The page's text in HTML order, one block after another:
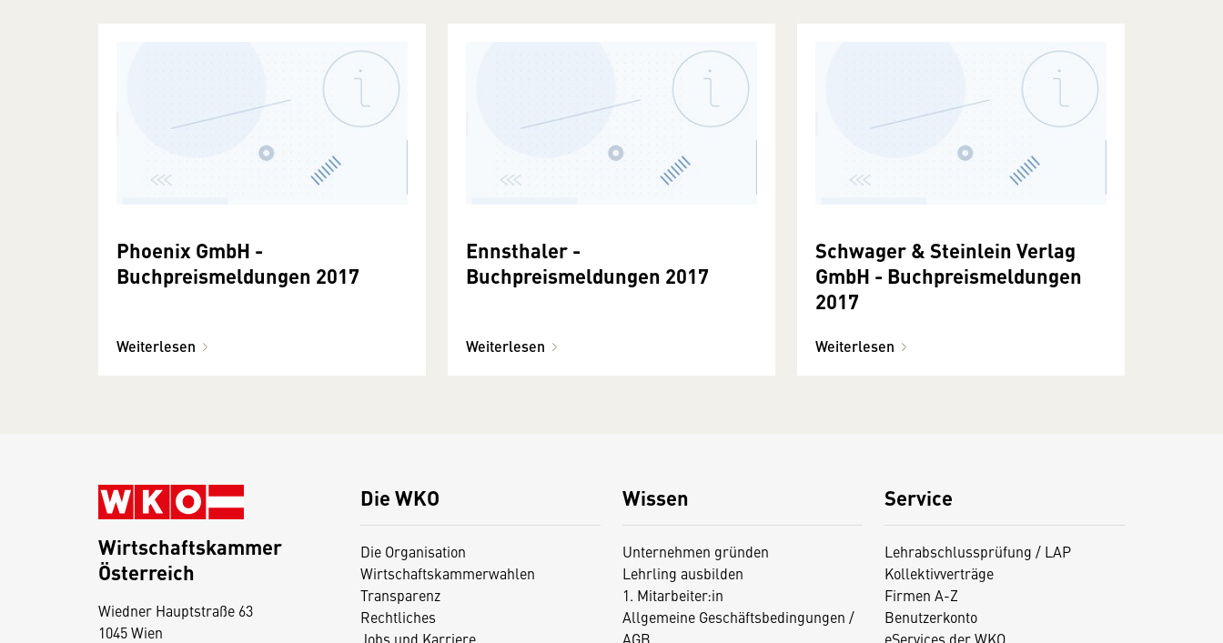
Phoenix GmbH -
Buchpreismeldungen 2017
Weiterlesen
Ennsthaler -
Buchpreismeldungen 2017
Weiterlesen
Schwager & Steinlein Verlag
GmbH - Buchpreismeldungen
2017
Weiterlesen
Die WKO
Die Organisation
Wirtschaftskammerwahlen
Transparenz
Rechtliches
Jobs und Karriere
Wissen
Unternehmen gründen
Lehrling ausbilden
1. Mitarbeiter:in
Allgemeine Geschäftsbedingungen /
AGB
Service
Lehrabschlussprüfung / LAP
Kollektivverträge
Firmen A-Z
Benutzerkonto
eServices der WKO
Wirtschaftskammer
Österreich
Wiedner Hauptstraße 63
1045 Wien